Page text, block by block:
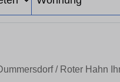
/ Roter Hahn